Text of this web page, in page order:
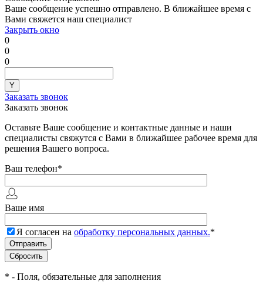
Ваше сообщение успешно отправлено. В ближайшее время с
Вами свяжется наш специалист
Закрыть окно
0
0
0
Заказать звонок
Заказать звонок
Оставьте Ваше сообщение и контактные данные и наши
специалисты свяжутся с Вами в ближайшее рабочее время для
решения Вашего вопроса.
Ваш телефон*
Ваше имя
Я согласен на обработку персональных данных.*
* - Поля, обязательные для заполнения